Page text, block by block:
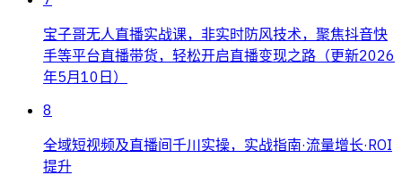
宝子哥无人直播实战课，非实时防风技术，聚焦抖音快
手等平台直播带货，轻松开启直播变现之路（更新2026
年5月10日）
8
全域短视频及直播间千川实操，实战指南·流量增长·ROI
提升